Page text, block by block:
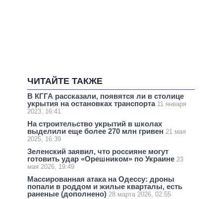
ЧИТАЙТЕ ТАКЖЕ
В КГГА рассказали, появятся ли в столице
укрытия на остановках транспорта 11 января
2023, 16:41
На строительство укрытий в школах
выделили еще более 270 млн гривен 21 мая
2025, 16:39
Зеленский заявил, что россияне могут
готовить удар «Орешником» по Украине 23
мая 2026, 19:49
Массированная атака на Одессу: дроны
попали в роддом и жилые кварталы, есть
раненые (дополнено) 28 марта 2026, 02:55